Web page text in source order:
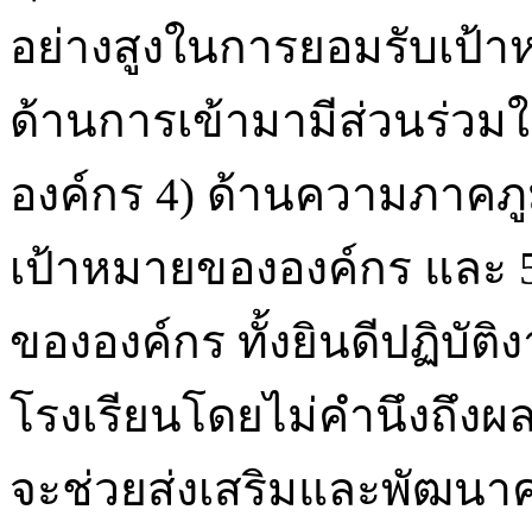
อย่างสูงในการยอมรับเป้
ด้านการเข้ามามีส่วนร่วม
องค์กร 4) ด้านความภาค
เป้าหมายขององค์กร แล
ขององค์กร ทั้งยินดีปฏิบัติ
โรงเรียนโดยไม่คำนึงถึง
จะช่วยส่งเสริมและพัฒน